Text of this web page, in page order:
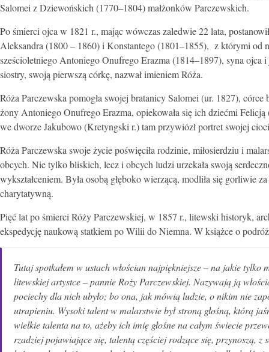
Salomei z Dziewońskich (1770–1804) małżonków Parczewskich.
Po śmierci ojca w 1821 r., mając wówczas zaledwie 22 lata,
Aleksandra (1800 – 1860) i Konstantego (1801–1855), z którymi od
sześcioletniego Antoniego Onufrego Erazma (1814–1897), syna
siostry, swoją pierwszą córkę, nazwał imieniem Róża.
Róża Parczewska pomogła swojej bratanicy Salomei (ur. 1827),
żony Antoniego Onufrego Erazma, opiekowała się ich dziećmi
we dworze Jakubowo (Kretyngski r.) tam przywiózł portret swojej
Róża Parczewska swoje życie poświęciła rodzinie, miłosierdziu i
obcych. Nie tylko bliskich, lecz i obcych ludzi urzekała swoją
wykształceniem. Była osobą głęboko wierzącą, modliła się gorliwie
charytatywną.
Pięć lat po śmierci Róży Parczewskiej, w 1857 r., litewski historyk,
ekspedycję naukową statkiem po Wilii do Niemna. W książce o
Tutaj spotkałem w ustach włościan najpiękniejsze – na jakie tylko
litewskiej artystce – pannie Roży Parczewskiej. Nazywają ją
pociechy dla nich ubyło; bo ona, jak mówią ludzie, o nikim nie
utrapieniu. Wysoki talent w malarstwie był stroną głośną, którą
wielkie talenta na to, ażeby ich imię głośne na całym świecie
rzadziej pojawiające się, talentą częściej rodzące się, przynoszą, z